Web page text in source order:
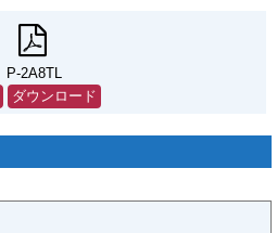
P-2A8TL
ダウンロード